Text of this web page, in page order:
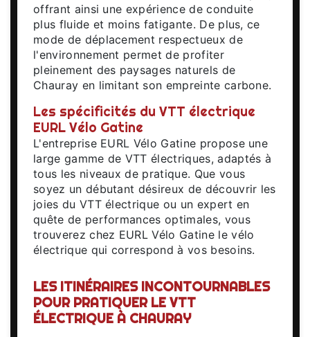
offrant ainsi une expérience de conduite
plus fluide et moins fatigante. De plus, ce
mode de déplacement respectueux de
l'environnement permet de profiter
pleinement des paysages naturels de
Chauray en limitant son empreinte carbone.
Les spécificités du VTT électrique
EURL Vélo Gatine
L'entreprise EURL Vélo Gatine propose une
large gamme de VTT électriques, adaptés à
tous les niveaux de pratique. Que vous
soyez un débutant désireux de découvrir les
joies du VTT électrique ou un expert en
quête de performances optimales, vous
trouverez chez EURL Vélo Gatine le vélo
électrique qui correspond à vos besoins.
LES ITINÉRAIRES INCONTOURNABLES
POUR PRATIQUER LE VTT
ÉLECTRIQUE À CHAURAY